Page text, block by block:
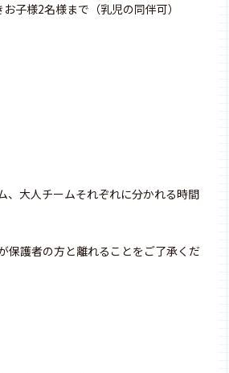
子様2名様まで（乳児の同伴可）
、大人チームそれぞれに分かれる時間
保護者の方と離れることをご了承くだ